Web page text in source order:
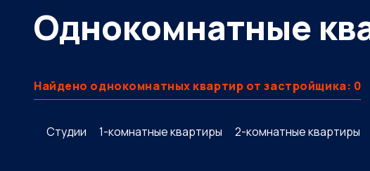
Однокомнатные
Найдено однокомнатных квартир от застройщика: 0
Студии 1-комнатные квартиры 2-комнатные квартиры